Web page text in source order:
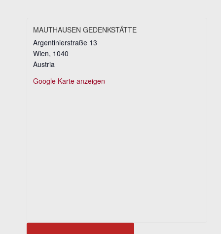
MAUTHAUSEN GEDENKSTÄTTE
Argentinierstraße 13
Wien, 1040
Austria
Google Karte anzeigen